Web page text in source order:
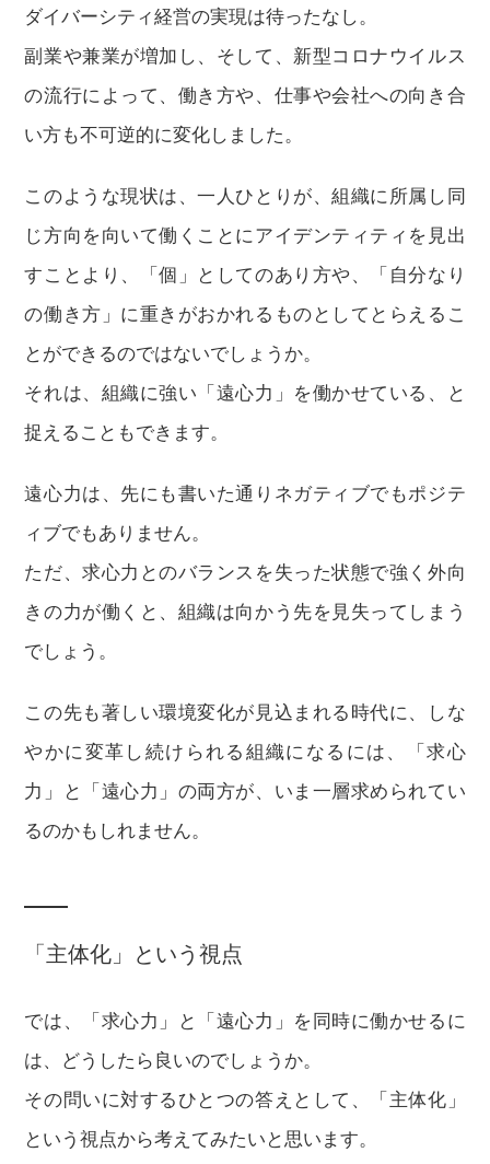
ダイバーシティ経営の実現は待ったなし。
副業や兼業が増加し、そして、新型コロナウイルス
の流行によって、働き方や、仕事や会社への向き合
い方も不可逆的に変化しました。
このような現状は、一人ひとりが、組織に所属し同
じ方向を向いて働くことにアイデンティティを見出
すことより、「個」としてのあり方や、「自分なり
の働き方」に重きがおかれるものとしてとらえるこ
とができるのではないでしょうか。
それは、組織に強い「遠心力」を働かせている、と
捉えることもできます。
遠心力は、先にも書いた通りネガティブでもポジテ
ィブでもありません。
ただ、求心力とのバランスを失った状態で強く外向
きの力が働くと、組織は向かう先を見失ってしまう
でしょう。
この先も著しい環境変化が見込まれる時代に、しな
やかに変革し続けられる組織になるには、「求心
力」と「遠心力」の両方が、いま一層求められてい
るのかもしれません。
「主体化」という視点
では、「求心力」と「遠心力」を同時に働かせるに
は、どうしたら良いのでしょうか。
その問いに対するひとつの答えとして、「主体化」
という視点から考えてみたいと思います。